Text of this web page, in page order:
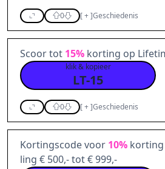
0 [+]Geschiedenis
Scoor tot 15% korting op
klik & kopieer
LT-15
0 [+]Geschiedenis
Kortingscode voor 10% korting
ling € 500,- tot € 999,-